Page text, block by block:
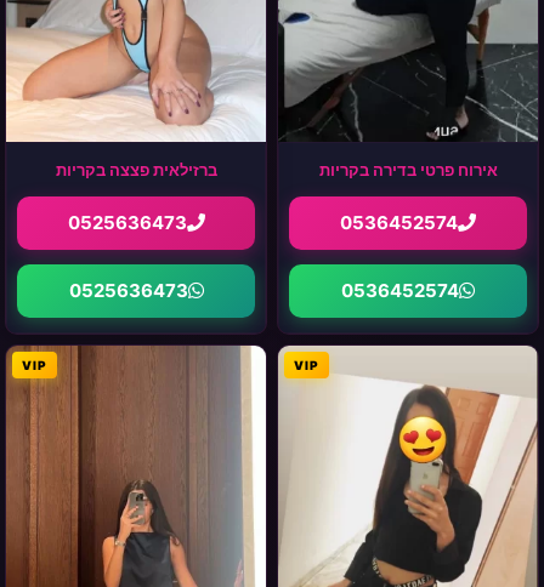
אירוח פרטי בדירה בקריות
0536452574
0536452574
ברזילאית פצצה בקריות
0525636473
0525636473
VIP
VIP